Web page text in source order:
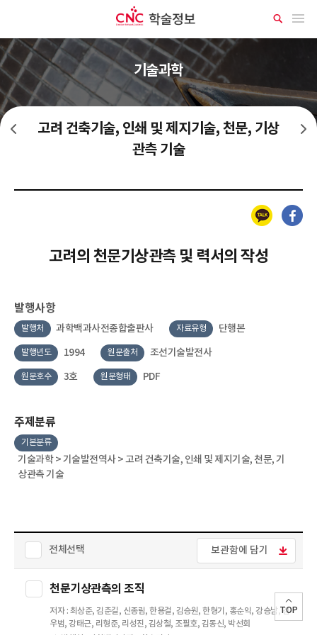
메뉴 열기
상
세
기술과학
고려 건축기술, 인쇄 및 제지기술, 천문, 기상
관측 기술
삼국시대, 발해, 후기신라 금속가공, 건축기술, 천문관측, 기상관측기술 조선전기 금속가공, 건축기술, 천문관측, 기상관측기술
카카오톡 페이스북
고려의 천문기상관측 및 력서의 작성
발행사항
발행처 과학백과사전종합출판사 자료유형 단행본
발행년도 1994 원문출처 조선기술발전사
원문호수 3호 원문형태 PDF
주제분류
기본분류
기술과학 > 기술발전역사 > 고려 건축기술, 인쇄 및 제지기술, 천문, 기
상관측 기술
전체선택 보관함에 담기
천문기상관측의 조직
저자 : 최상준, 김춘길, 신종림, 한용걸, 김승원, 한형기, 홍순익, 강승남, 김
우범, 강태근, 리형준, 리성진, 김상철, 조필호, 김동신, 박선회
TOP